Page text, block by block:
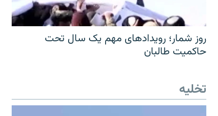
روز شمار؛ رویدادهای مهم یک سال تحت
حاکمیت طالبان
تخلیه